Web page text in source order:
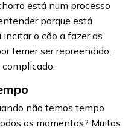
está num processo
porque está
o cão a fazer as
temer ser repreendido,
não temos tempo
os momentos? Muitas